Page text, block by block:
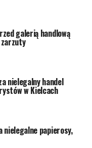
galerią handlową
zarzuty
nielegalny handel
w Kielcach
nielegalne papierosy,